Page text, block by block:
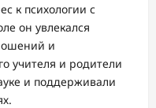
к психологии с
он увлекался
и
учителя и родители
и поддерживали